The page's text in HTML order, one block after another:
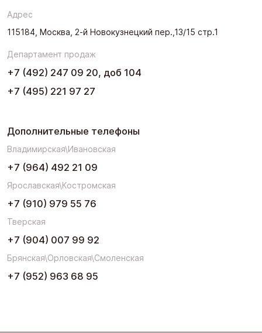
Адрес
115184, Москва, 2-й Новокузнецкий пер.,13/15 стр.1
Департамент продаж
+7 (492) 247 09 20, доб 104
+7 (495) 221 97 27
Дополнительные телефоны
Владимирская\Ивановская
+7 (964) 492 21 09
Ярославская\Костромская
+7 (910) 979 55 76
Тверская
+7 (904) 007 99 92
Брянская\Орловская\Смоленская
+7 (952) 963 68 95